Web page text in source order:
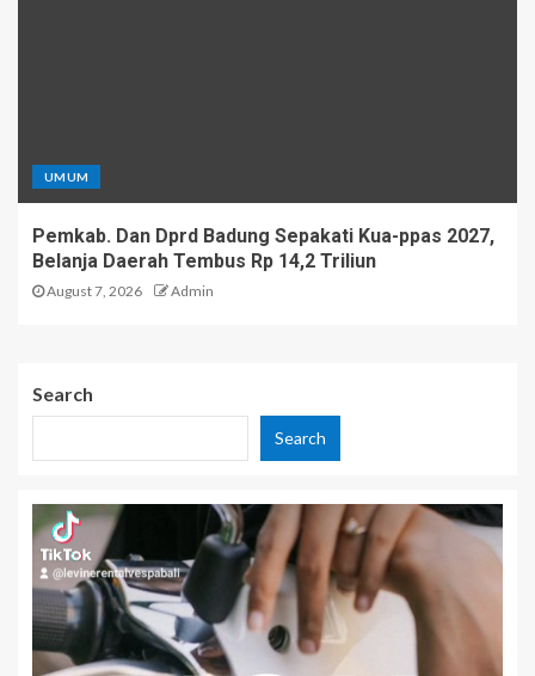
UMUM
Pemkab. Dan Dprd Badung Sepakati Kua-ppas 2027,
Belanja Daerah Tembus Rp 14,2 Triliun
August 7, 2026 Admin
Search
Search